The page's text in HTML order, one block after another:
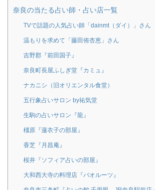
奈良の当たる占い師・占い店一覧
TVで話題の人気占い師「dainmt（ダイ）」さん
温もりを求めて「藤田侑杏恵」さん
吉野郡『前田国子』
奈良町長屋ふしぎ堂『カミュ』
ナカニシ（旧オリエンタル食堂）
五行象占いサロン by祐気堂
生駒の占いサロン『龍』
橿原『蓮衣子の部屋』
香芝『月昌庵』
桜井『ソフィア占いの部屋』
大和西大寺の料理店『パオルーツ』